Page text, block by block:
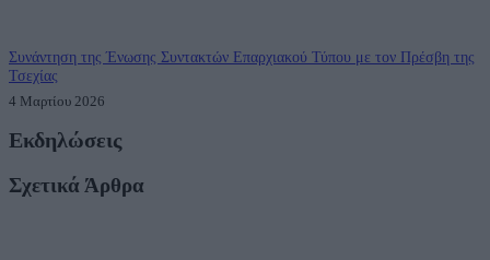
Συνάντηση της Ένωσης Συντακτών Επαρχιακού Τύπου με τον Πρέσβη της
Τσεχίας
4 Μαρτίου 2026
Εκδηλώσεις
Σχετικά Άρθρα